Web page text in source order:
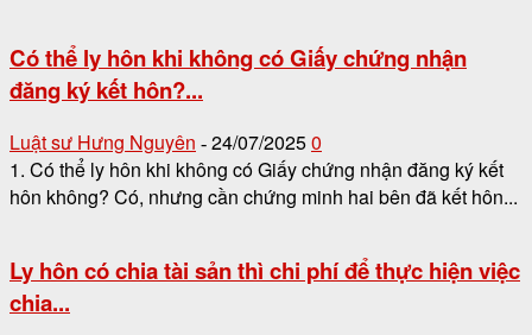
Có thể ly hôn khi không có Giấy chứng nhận
đăng ký kết hôn?...
Luật sư Hưng Nguyên - 24/07/20250
1. Có thể ly hôn khi không có Giấy chứng nhận đăng ký kết
hôn không? Có, nhưng cần chứng minh hai bên đã kết hôn...
Ly hôn có chia tài sản thì chi phí để thực hiện việc
chia...